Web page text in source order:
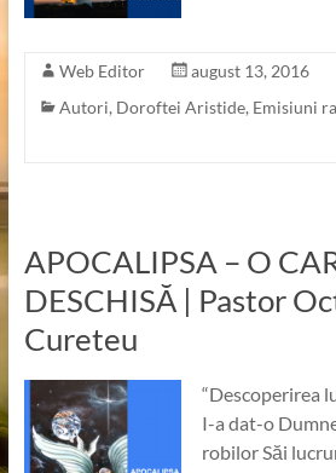
Web Editor
august 13, 2016
Autori, Doroftei Aristide, Emisiuni
APOCALIPSA – O
DESCHISĂ | Pastor
Cureteu
“Descoperirea
I-a dat-o
robilor Săi